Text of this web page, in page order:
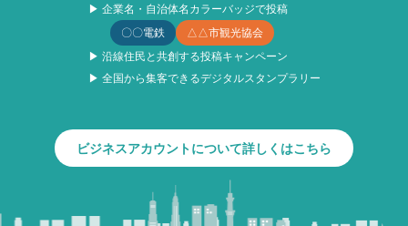
▶ 企業名・自治体名カラーバッジで投稿
〇〇電鉄
△△市観光協会
▶ 沿線住民と共創する投稿キャンペーン
▶ 全国から集客できるデジタルスタンプラリー
ビジネスアカウントについて詳しくはこちら